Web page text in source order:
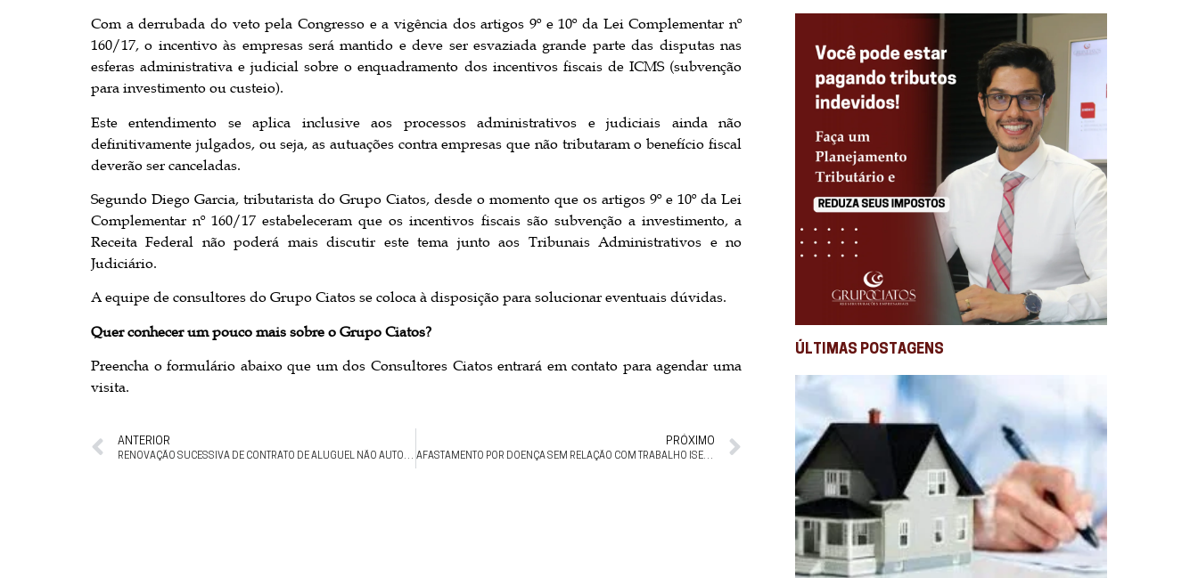
Com a derrubada do veto pela Congresso e a vigência dos artigos 9º e 10º da Lei Complementar nº
160/17, o incentivo às empresas será mantido e deve ser esvaziada grande parte das disputas nas
esferas administrativa e judicial sobre o enquadramento dos incentivos fiscais de ICMS (subvenção
para investimento ou custeio).
Este entendimento se aplica inclusive aos processos administrativos e judiciais ainda não
definitivamente julgados, ou seja, as autuações contra empresas que não tributaram o benefício fiscal
deverão ser canceladas.
Segundo Diego Garcia, tributarista do Grupo Ciatos, desde o momento que os artigos 9º e 10º da Lei
Complementar nº 160/17 estabeleceram que os incentivos fiscais são subvenção a investimento, a
Receita Federal não poderá mais discutir este tema junto aos Tribunais Administrativos e no
Judiciário.
A equipe de consultores do Grupo Ciatos se coloca à disposição para solucionar eventuais dúvidas.
Quer conhecer um pouco mais sobre o Grupo Ciatos?
Preencha o formulário abaixo que um dos Consultores Ciatos entrará em contato para agendar uma
visita.
ANTERIOR
RENOVAÇÃO SUCESSIVA DE CONTRATO DE ALUGUEL NÃO AUTORIZA RESCISÃO IMOTIVADA
PRÓXIMO
AFASTAMENTO POR DOENÇA SEM RELAÇÃO COM TRABALHO ISENTA EMPRESA DE DEPÓSITO DO FGTS
ÚLTIMAS POSTAGENS